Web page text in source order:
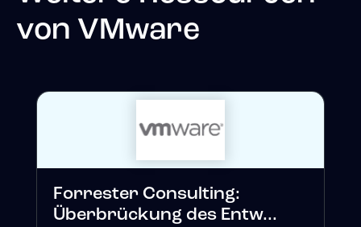
von VMware
Forrester Consulting:
Überbrückung des Entw...